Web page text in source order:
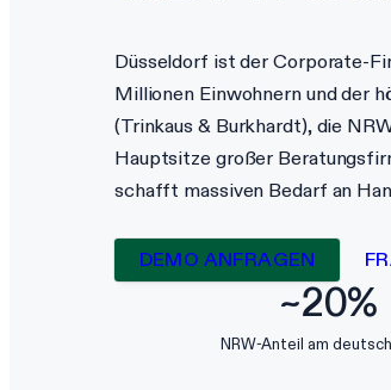
Düsseldorf ist der Corporate-
Millionen Einwohnern und der
(Trinkaus & Burkhardt), die
Hauptsitze großer
schafft massiven Bedarf an
DEMO ANFRAGEN
~20%
NRW-Anteil am